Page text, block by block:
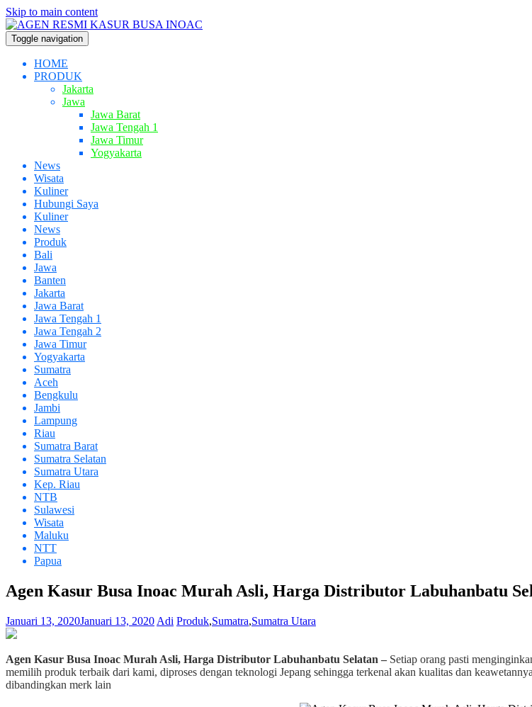
Skip to main content
Toggle navigation
HOME
PRODUK
Jakarta
Jawa
Jawa Barat
Jawa Tengah 1
Jawa Timur
Yogyakarta
News
Wisata
Kuliner
Hubungi Saya
Kuliner
News
Produk
Bali
Jawa
Banten
Jakarta
Jawa Barat
Jawa Tengah 1
Jawa Tengah 2
Jawa Timur
Yogyakarta
Sumatra
Aceh
Bengkulu
Jambi
Lampung
Riau
Sumatra Barat
Sumatra Selatan
Sumatra Utara
Kep. Riau
NTB
Sulawesi
Wisata
Maluku
NTT
Papua
Agen Kasur Busa Inoac Murah Asli, Harga Distributor Labuhanbatu
Januari 13, 2020Januari 13, 2020 Adi Produk,Sumatra,Sumatra Utara
Agen Kasur Busa Inoac Murah Asli, Harga Distributor Labuhanbatu Selatan – Setiap orang pasti
memilih produk terbaik dari kami, diproses dengan teknologi Jepang sehingga terkenal akan kualitas dan
dibandingkan merk lain